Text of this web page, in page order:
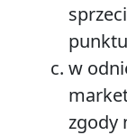
w
zgody